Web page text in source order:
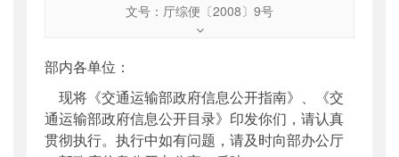
文号：厅综便〔2008〕9号
厅综便〔2008〕9号
公开日期 ：
主题词：
信息公开;指南;目录
机构分类：办公厅
主题分类：其他
部内各单位：
现将《交通运输部政府信息公开指南》、《交
通运输部政府信息公开目录》印发你们，请认真
贯彻执行。执行中如有问题，请及时向部办公厅